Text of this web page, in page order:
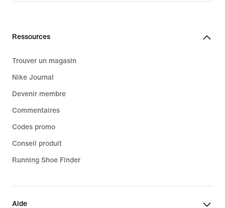
Ressources
Trouver un magasin
Nike Journal
Devenir membre
Commentaires
Codes promo
Conseil produit
Running Shoe Finder
Aide